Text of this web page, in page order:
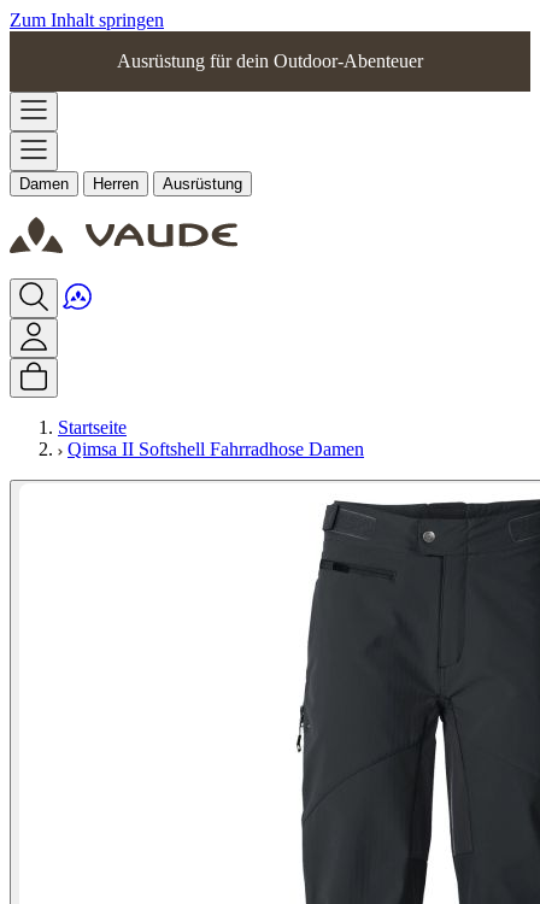
Zum Inhalt springen
Ausrüstung für dein Outdoor-Abenteuer
Damen Herren Ausrüstung
Startseite
Qimsa II Softshell Fahrradhose Damen